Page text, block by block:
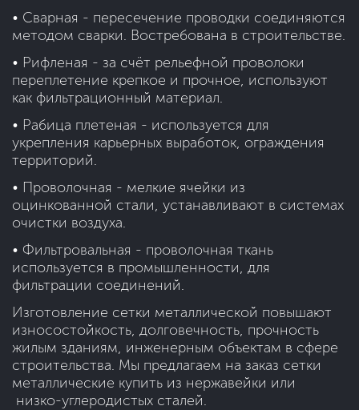
• Сварная - пересечение проводки соединяются
методом сварки. Востребована в строительстве.
• Рифленая - за счёт рельефной проволоки
переплетение крепкое и прочное, используют
как фильтрационный материал.
• Рабица плетеная - используется для
укрепления карьерных выработок, ограждения
территорий.
• Проволочная - мелкие ячейки из
оцинкованной стали, устанавливают в системах
очистки воздуха.
• Фильтровальная - проволочная ткань
используется в промышленности, для
фильтрации соединений.
Изготовление сетки металлической повышают
износостойкость, долговечность, прочность
жилым зданиям, инженерным объектам в сфере
строительства. Мы предлагаем на заказ сетки
металлические купить из нержавейки или
низко-углеродистых сталей.